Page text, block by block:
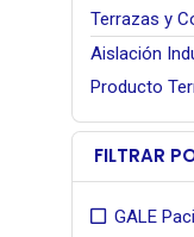
Terrazas y
Aislación
Producto
FILTRAR
GALE